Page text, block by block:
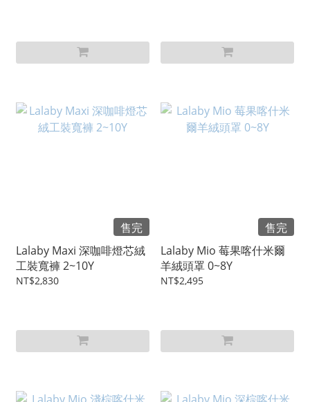
售完
Lalaby Maxi 深咖啡燈芯絨
工裝寬褲 2~10Y
NT$2,830
售完
Lalaby Mio 莓果喀什米爾
羊絨頭罩 0~8Y
NT$2,495